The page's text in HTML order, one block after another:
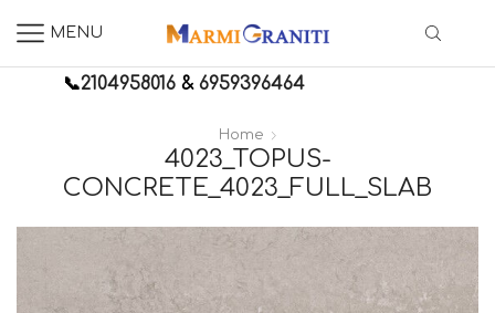
MENU
📞2104958016 &6959396464
Home
4023_TOPUS-
CONCRETE_4023_FULL_SLAB